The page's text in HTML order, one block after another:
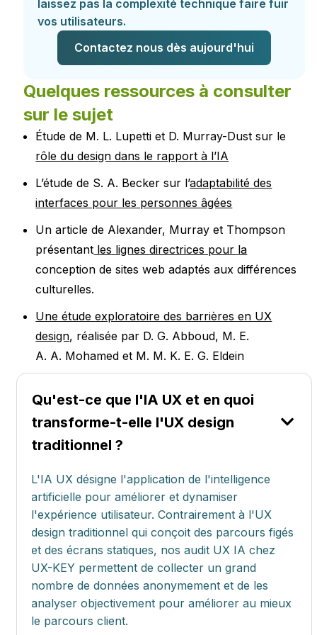
laissez pas la complexité technique faire fuir
vos utilisateurs.
Contactez nous dès aujourd'hui
Quelques ressources à consulter
sur le sujet
Étude de M. L. Lupetti et D. Murray-Dust sur le
rôle du design dans le rapport à l’IA
L’étude de S. A. Becker sur l’adaptabilité des
interfaces pour les personnes âgées
Un article de Alexander, Murray et Thompson
présentant les lignes directrices pour la
conception de sites web adaptés aux différences
culturelles.
Une étude exploratoire des barrières en UX
design, réalisée par D. G. Abboud, M. E.
A. A. Mohamed et M. M. K. E. G. Eldein
Qu'est-ce que l'IA UX et en quoi
transforme-t-elle l'UX design
traditionnel ?
L'IA UX désigne l'application de l'intelligence
artificielle pour améliorer et dynamiser
l'expérience utilisateur. Contrairement à l'UX
design traditionnel qui conçoit des parcours figés
et des écrans statiques, nos audit UX IA chez
UX-KEY permettent de collecter un grand
nombre de données anonymement et de les
analyser objectivement pour améliorer au mieux
le parcours client.